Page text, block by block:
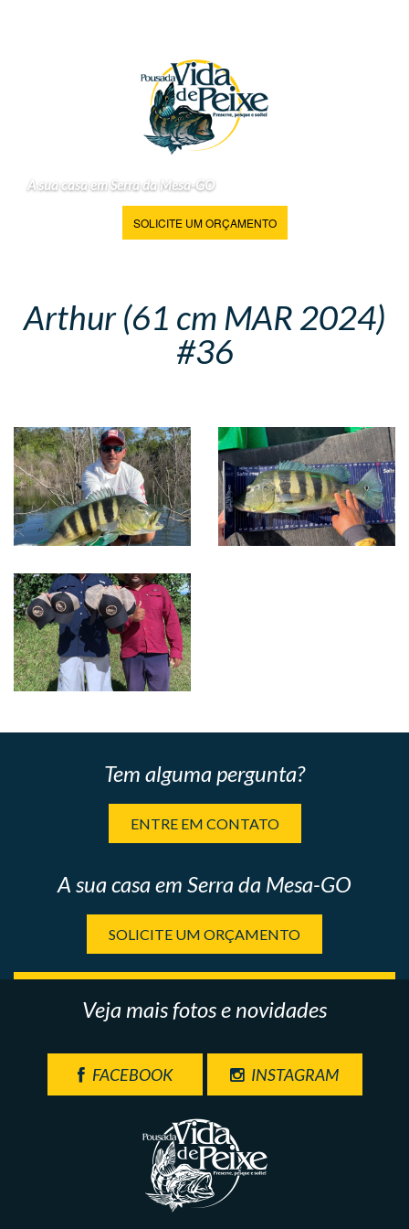
A sua casa em Serra da Mesa-GO
SOLICITE UM ORÇAMENTO
Arthur (61 cm MAR 2024)
#36
Tem alguma pergunta?
ENTRE EM CONTATO
A sua casa em Serra da Mesa-GO
SOLICITE UM ORÇAMENTO
Veja mais fotos e novidades
FACEBOOK INSTAGRAM